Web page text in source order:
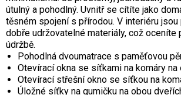
útulný a pohodlný. Uvnitř se cítíte jako
těsném spojení s přírodou. V interiéru
dobře udržovatelné materiály, což oceníte
údržbě.
Pohodlná dvoumatrace s paměťovou
Otevírací okna se síťkami na komáry na
Otevírací střešní okno se síťkou na
Úložné síťky na gumičku na obou